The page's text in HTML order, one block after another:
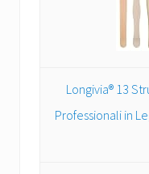
Longivia® 13
Professionali in